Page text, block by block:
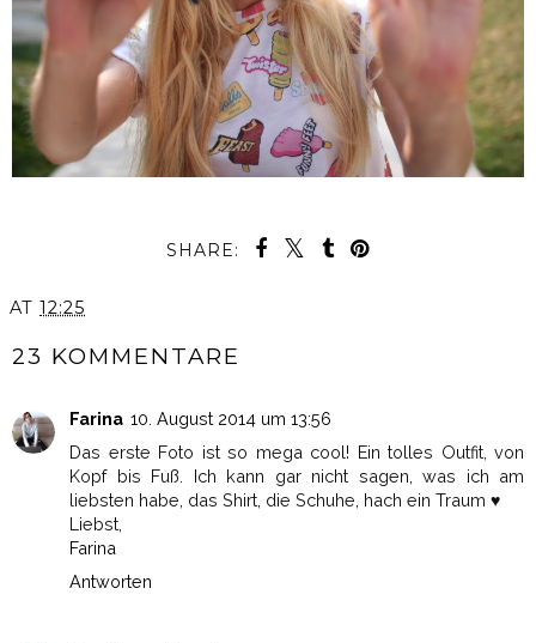
SHARE:
AT 12:25
23 KOMMENTARE
Farina 10. August 2014 um 13:56
Das erste Foto ist so mega cool! Ein tolles Outfit, von
Kopf bis Fuß. Ich kann gar nicht sagen, was ich am
liebsten habe, das Shirt, die Schuhe, hach ein Traum ♥
Liebst,
Farina
Antworten